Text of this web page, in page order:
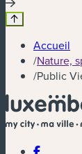
Accueil
/Nature,
/Public